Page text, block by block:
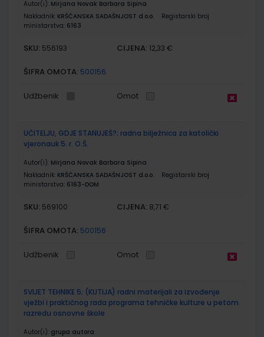
Autor(i): Mirjana Novak Barbara Sipina
Nakladnik: KRŠĆANSKA SADAŠNJOST d.o.o.
Registarski broj
ministarstva: 6163
SKU: 556193 CIJENA: 12,33 €
ŠIFRA OMOTA: 500156
Udžbenik Omot
UČITELJU, GDJE STANUJEŠ?; radna bilježnica za katolički
vjeronauk 5. r. O.Š.
Autor(i): Mirjana Novak Barbara Sipina
Nakladnik: KRŠĆANSKA SADAŠNJOST d.o.o.
Registarski broj
ministarstva: 6163-DOM
SKU: 569100 CIJENA: 8,71 €
ŠIFRA OMOTA: 500156
Udžbenik Omot
SVIJET TEHNIKE 5; (KUTIJA) radni materijali za izvođenje
vježbi i praktičnog rada programa tehničke kulture u petom
razredu osnovne škole
Autor(i): grupa autora